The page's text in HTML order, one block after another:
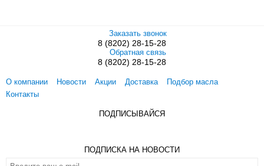
Заказать звонок
8 (8202) 28-15-28
Обратная связь
8 (8202) 28-15-28
О компании Новости Акции Доставка
Подбор масла
Контакты
ПОДПИСЫВАЙСЯ
ПОДПИСКА НА НОВОСТИ